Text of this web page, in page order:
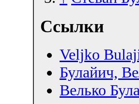
Ссылки
Veljko
Булайич,
Велько